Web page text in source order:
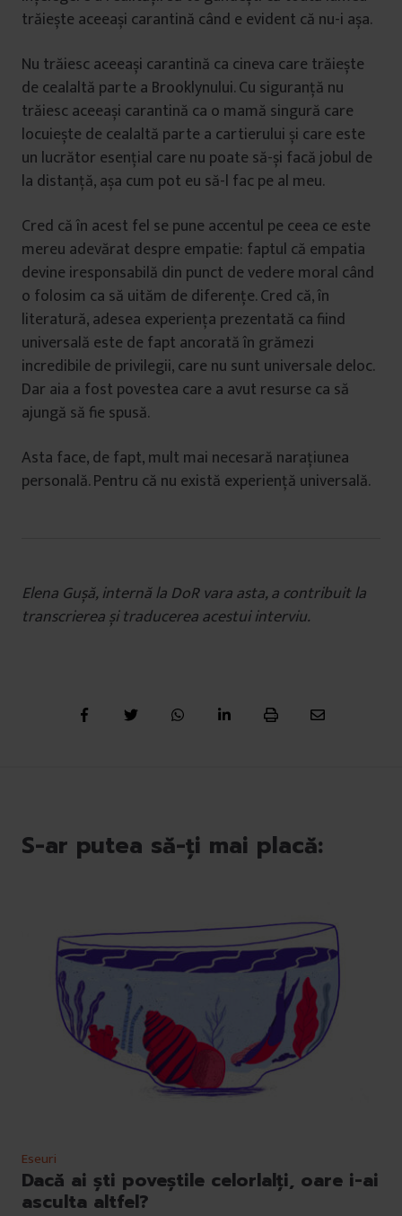
trăiește aceeași carantină când e evident că nu-i așa.
Nu trăiesc aceeași carantină ca cineva care trăiește
de cealaltă parte a Brooklynului. Cu siguranță nu
trăiesc aceeași carantină ca o mamă singură care
locuiește de cealaltă parte a cartierului și care este
un lucrător esențial care nu poate să-și facă jobul de
la distanță, așa cum pot eu să-l fac pe al meu.
Cred că în acest fel se pune accentul pe ceea ce este
mereu adevărat despre empatie: faptul că empatia
devine iresponsabilă din punct de vedere moral când
o folosim ca să uităm de diferențe. Cred că, în
literatură, adesea experiența prezentată ca fiind
universală este de fapt ancorată în grămezi
incredibile de privilegii, care nu sunt universale deloc.
Dar aia a fost povestea care a avut resurse ca să
ajungă să fie spusă.
Asta face, de fapt, mult mai necesară narațiunea
personală. Pentru că nu există experiență universală.
Elena Gușă, internă la DoR vara asta, a contribuit la
transcrierea și traducerea acestui interviu.
S-ar putea să-ți mai placă:
Eseuri
Dacă ai ști poveștile celorlalți, oare i-ai
asculta altfel?